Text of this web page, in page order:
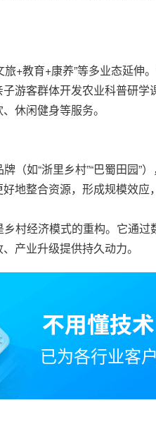
+教育+康养”等多业态延
游客群体开发农业科普研
休闲健身等服务。
（如“浙里乡村”“巴蜀田园”
地整合资源，形成规模效应
村经济模式的重构。它通
产业升级提供持久动力。
已为各行业客